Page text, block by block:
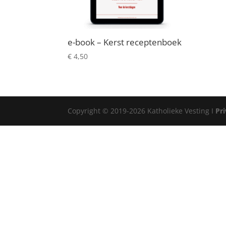
e-book – Kerst receptenboek
€ 4,50
Copyright © 2019-2026 Katholieke Vesting I